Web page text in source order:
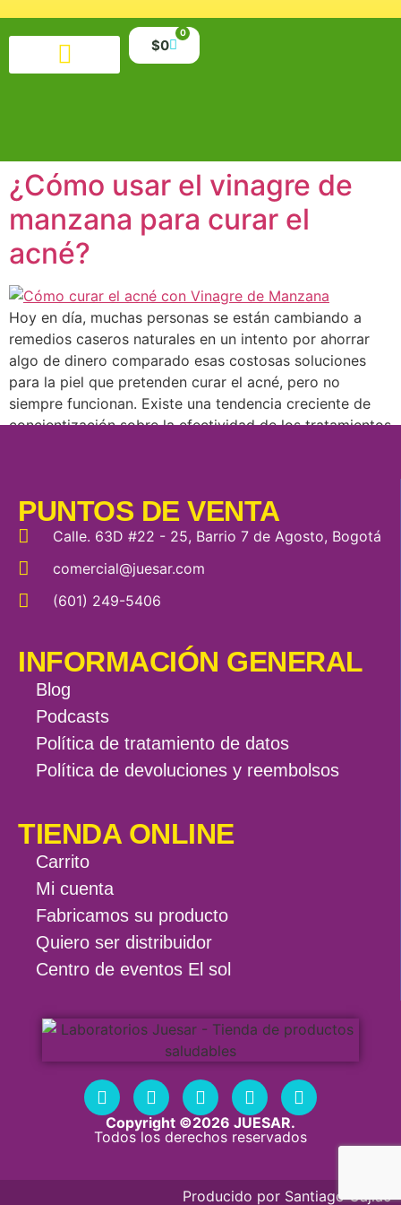
$0
0
¿Cómo usar el vinagre de
manzana para curar el
acné?
Hoy en día, muchas personas se están cambiando a
remedios caseros naturales en un intento por ahorrar
algo de dinero comparado esas costosas soluciones
para la piel que pretenden curar el acné, pero no
siempre funcionan. Existe una tendencia creciente de
concientización sobre la efectividad de los tratamientos
PUNTOS DE VENTA
Calle. 63D #22 - 25, Barrio 7 de Agosto, Bogotá
comercial@juesar.com
(601) 249-5406
INFORMACIÓN GENERAL
Blog
Podcasts
Política de tratamiento de datos
Política de devoluciones y reembolsos
TIENDA ONLINE
Carrito
Mi cuenta
Fabricamos su producto
Quiero ser distribuidor
Centro de eventos El sol
Copyright ©2026 JUESAR.
Todos los derechos reservados
Producido por Santiago Cajiao